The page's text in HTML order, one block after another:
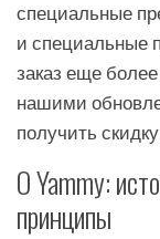
специальные
и специальные
заказ еще
нашими
получить
О Yammy:
принципы